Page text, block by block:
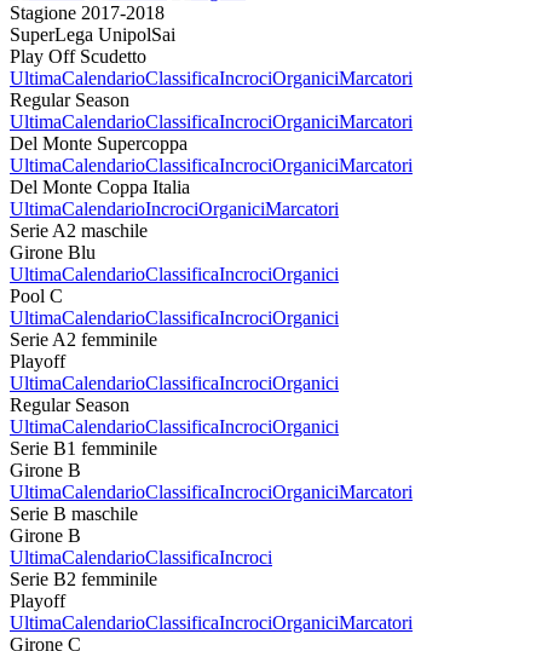
Stagione 2017-2018
SuperLega UnipolSai
Play Off Scudetto
UltimaCalendarioClassificaIncrociOrganiciMarcatori
Regular Season
UltimaCalendarioClassificaIncrociOrganiciMarcatori
Del Monte Supercoppa
UltimaCalendarioClassificaIncrociOrganiciMarcatori
Del Monte Coppa Italia
UltimaCalendarioIncrociOrganiciMarcatori
Serie A2 maschile
Girone Blu
UltimaCalendarioClassificaIncrociOrganici
Pool C
UltimaCalendarioClassificaIncrociOrganici
Serie A2 femminile
Playoff
UltimaCalendarioClassificaIncrociOrganici
Regular Season
UltimaCalendarioClassificaIncrociOrganici
Serie B1 femminile
Girone B
UltimaCalendarioClassificaIncrociOrganiciMarcatori
Serie B maschile
Girone B
UltimaCalendarioClassificaIncroci
Serie B2 femminile
Playoff
UltimaCalendarioClassificaIncrociOrganiciMarcatori
Girone C